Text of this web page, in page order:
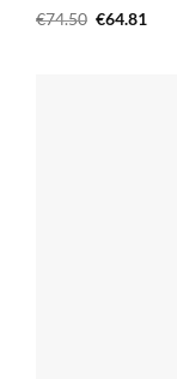
€74.50 Il
€64.81Il